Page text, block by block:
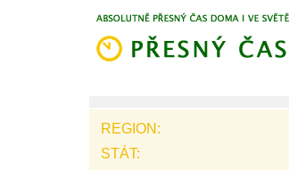
REGION:
STÁT: